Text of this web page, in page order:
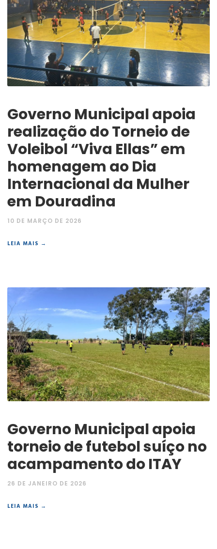
Governo Municipal apoia
realização do Torneio de
Voleibol “Viva Ellas” em
homenagem ao Dia
Internacional da Mulher
em Douradina
10 DE MARÇO DE 2026
LEIA MAIS →
Governo Municipal apoia
torneio de futebol suíço no
acampamento do ITAY
26 DE JANEIRO DE 2026
LEIA MAIS →